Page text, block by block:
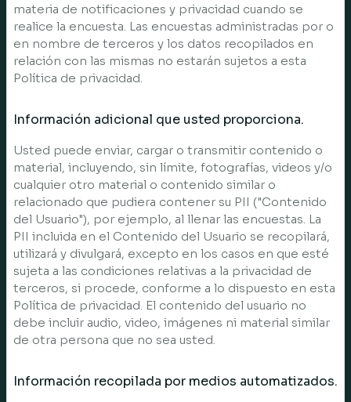
materia de notificaciones y privacidad cuando se
realice la encuesta. Las encuestas administradas por o
en nombre de terceros y los datos recopilados en
relación con las mismas no estarán sujetos a esta
Política de privacidad.
Información adicional que usted proporciona.
Usted puede enviar, cargar o transmitir contenido o
material, incluyendo, sin límite, fotografías, videos y/o
cualquier otro material o contenido similar o
relacionado que pudiera contener su PII ("Contenido
del Usuario"), por ejemplo, al llenar las encuestas. La
PII incluida en el Contenido del Usuario se recopilará,
utilizará y divulgará, excepto en los casos en que esté
sujeta a las condiciones relativas a la privacidad de
terceros, si procede, conforme a lo dispuesto en esta
Política de privacidad. El contenido del usuario no
debe incluir audio, video, imágenes ni material similar
de otra persona que no sea usted.
Información recopilada por medios automatizados.